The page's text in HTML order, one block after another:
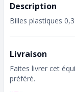
Description
Billes plastiques
Livraison
Faites livrer cet
préféré.